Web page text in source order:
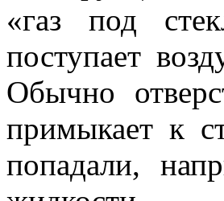
«газ под
поступает
Обычно
примыкает к
попадали,